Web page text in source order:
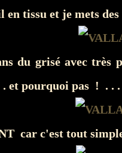
en tissu et je mets
du grisé avec
et pourquoi pas ! . . .
car c'est tout